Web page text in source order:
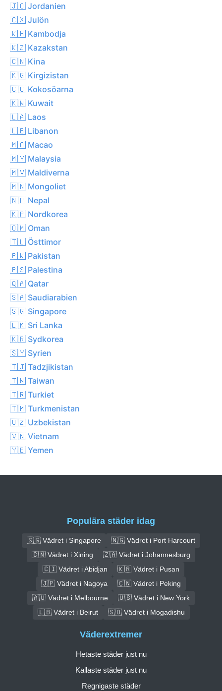
🇯🇴 Jordanien
🇨🇽 Julön
🇰🇭 Kambodja
🇰🇿 Kazakstan
🇨🇳 Kina
🇰🇬 Kirgizistan
🇨🇨 Kokosöarna
🇰🇼 Kuwait
🇱🇦 Laos
🇱🇧 Libanon
🇲🇴 Macao
🇲🇾 Malaysia
🇲🇻 Maldiverna
🇲🇳 Mongoliet
🇳🇵 Nepal
🇰🇵 Nordkorea
🇴🇲 Oman
🇹🇱 Östtimor
🇵🇰 Pakistan
🇵🇸 Palestina
🇶🇦 Qatar
🇸🇦 Saudiarabien
🇸🇬 Singapore
🇱🇰 Sri Lanka
🇰🇷 Sydkorea
🇸🇾 Syrien
🇹🇯 Tadzjikistan
🇹🇼 Taiwan
🇹🇷 Turkiet
🇹🇲 Turkmenistan
🇺🇿 Uzbekistan
🇻🇳 Vietnam
🇾🇪 Yemen
Populära städer idag
🇸🇬 Vädret i Singapore
🇳🇬 Vädret i Port Harcourt
🇨🇳 Vädret i Xining
🇿🇦 Vädret i Johannesburg
🇨🇮 Vädret i Abidjan
🇰🇷 Vädret i Pusan
🇯🇵 Vädret i Nagoya
🇨🇳 Vädret i Peking
🇦🇺 Vädret i Melbourne
🇺🇸 Vädret i New York
🇱🇧 Vädret i Beirut
🇸🇴 Vädret i Mogadishu
Väderextremer
Hetaste städer just nu
Kallaste städer just nu
Regnigaste städer